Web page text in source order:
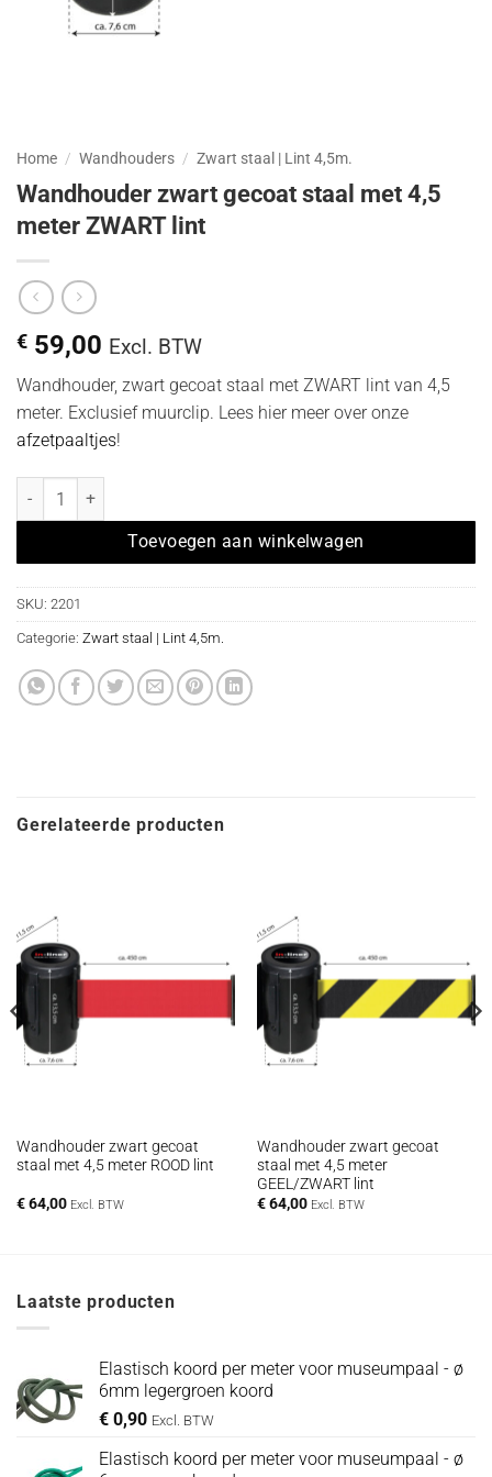
Home / Wandhouders / Zwart staal | Lint 4,5m.
Wandhouder zwart gecoat staal met 4,5
meter ZWART lint
€ 59,00 Excl. BTW
Wandhouder, zwart gecoat staal met ZWART lint van 4,5
meter. Exclusief muurclip. Lees hier meer over onze
afzetpaaltjes!
Wandhouder zwart gecoat staal met 4,5 meter ZWART lint
Toevoegen aan winkelwagen
SKU: 2201
Categorie: Zwart staal | Lint 4,5m.
Gerelateerde producten
Wandhouder zwart gecoat
staal met 4,5 meter ROOD lint
€64,00 Excl. BTW
Wandhouder zwart gecoat
staal met 4,5 meter
GEEL/ZWART lint
€64,00 Excl. BTW
Laatste producten
Elastisch koord per meter voor museumpaal - ø
6mm legergroen koord
€ 0,90 Excl. BTW
Elastisch koord per meter voor museumpaal - ø